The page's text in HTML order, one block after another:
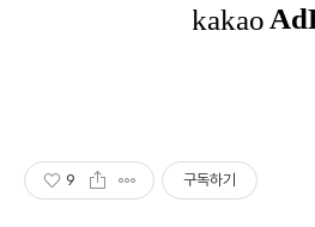
9 구독하기